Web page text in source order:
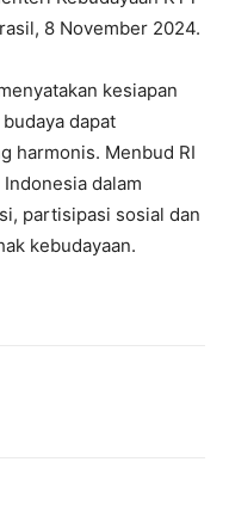
8 November 2024.
kesiapan
dapat
harmonis. Menbud RI
dalam
partisipasi sosial dan
kebudayaan.